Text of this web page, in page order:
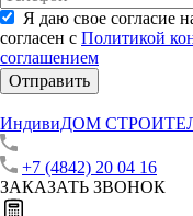
Я даю свое согласие
согласен с Политикой
соглашением
Отправить
ИндивиДОМ
+7 (4842) 20 04 16
ЗАКАЗАТЬ ЗВОНОК